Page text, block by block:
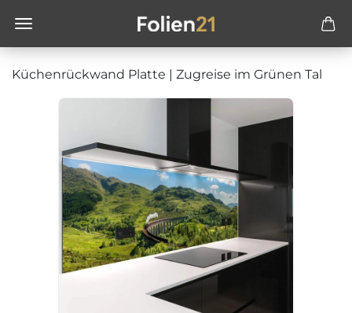
Küchenrückwand Platte | Zugreise im Grünen Tal